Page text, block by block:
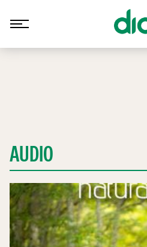
AUDIO